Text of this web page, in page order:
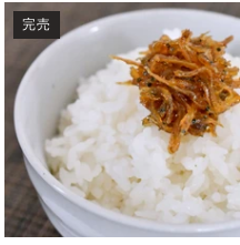
完売